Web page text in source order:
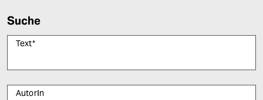
Suche
Text*
AutorIn